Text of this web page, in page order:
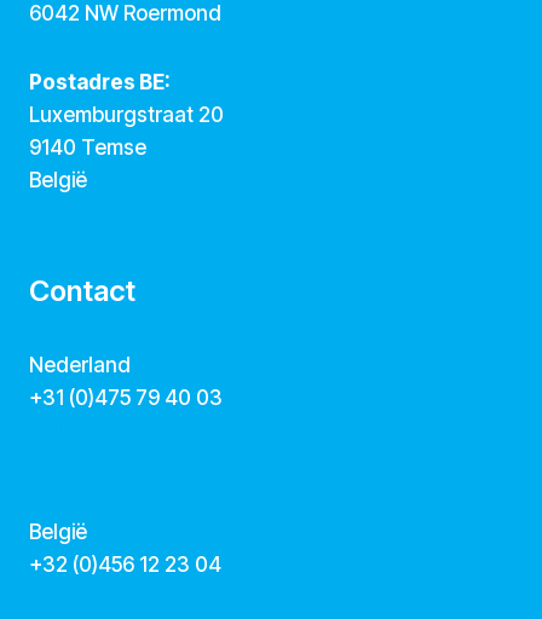
6042 NW Roermond
Postadres BE:
Luxemburgstraat 20
9140 Temse
België
Contact
Nederland
+31 (0)475 79 40 03
België
‭+32 (0)456 12 23 04‬